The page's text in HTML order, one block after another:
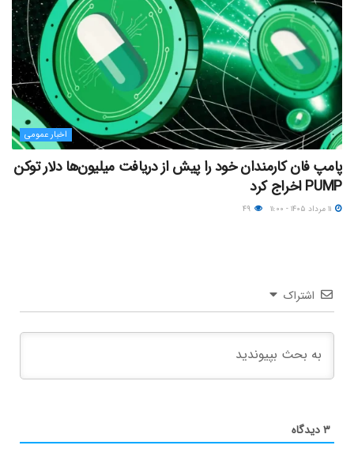
اخبار عمومی
پامپ فان کارمندان خود را پیش از دریافت میلیون‌ها دلار توکن
PUMP اخراج کرد
اشتراک
۳دیدگاه